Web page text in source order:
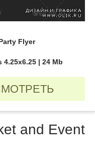
Flyer
4.25x6.25 | 24 Mb
and Event